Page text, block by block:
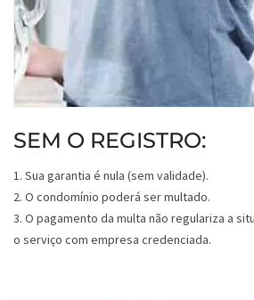
SEM O REGISTRO:
1. Sua garantia é nula (sem validade).
2. O condomínio poderá ser multado.
3. O pagamento da multa não regulariza a
o serviço com empresa credenciada.